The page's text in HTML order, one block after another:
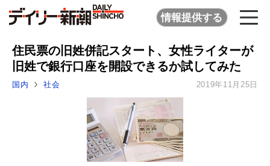
情報提供する
住民票の旧姓併記スタート、女性ライターが
旧姓で銀行口座を開設できるか試してみた
国内 社会 2019年11月25日